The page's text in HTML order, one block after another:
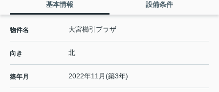
基本情報 設備条件
物件名 大宮櫛引プラザ
向き 北
築年月 2022年11月(築3年)